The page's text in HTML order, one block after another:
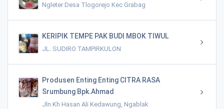
Ngleter Desa Tlogorejo Kec Grabag
KERIPIK TEMPE PAK BUDI MBOK TIWUL
JL. SUDIRO TAMPIRKULON
Produsen Enting Enting CITRA RASA
Srumbung Bpk.Ahmad
Jln Kh Hasan Ali Kedawung, Ngablak